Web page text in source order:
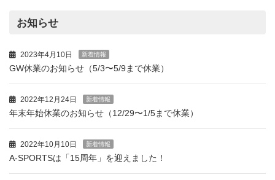
お知らせ
2023年4月10日 新着情報
GW休業のお知らせ（5/3〜5/9まで休業）
2022年12月24日 新着情報
年末年始休業のお知らせ（12/29〜1/5まで休業）
2022年10月10日 新着情報
A-SPORTSは「15周年」を迎えました！